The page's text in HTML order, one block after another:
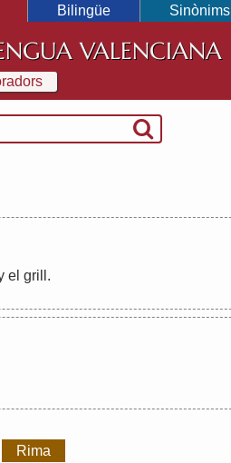
Bilingüe Sinònims
VALENCIANA
el grill .
Rima